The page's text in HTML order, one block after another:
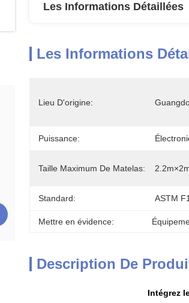
Les Informations Détaillées
Les Informations
Lieu D'origine:
Puissance:
Taille Maximum De Matelas:
Standard: ASTM
Mettre en évidence:
Description De
Intégrez